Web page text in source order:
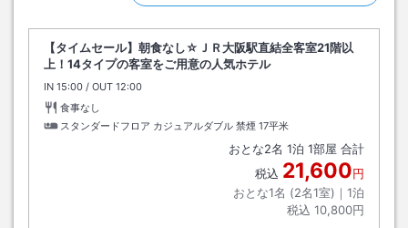
【タイムセール】朝食なし☆ＪＲ大阪駅直結全客室21階以
上！14タイプの客室をご用意の人気ホテル
IN チェックイン
15:00 / OUT チェックアウト
12:00
食事なし
スタンダードフロア カジュアルダブル 禁煙 17平米
おとな2名 1泊 1部屋 合計
税込 21,600円
おとな1名 (2名1室)｜ 1泊
税込 10,800円